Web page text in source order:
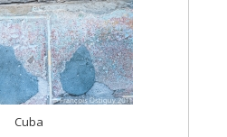
Cuba